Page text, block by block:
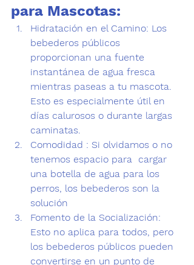
para Mascotas:
Hidratación en el Camino: Los
bebederos públicos
proporcionan una fuente
instantánea de agua fresca
mientras paseas a tu mascota.
Esto es especialmente útil en
días calurosos o durante largas
caminatas.
Comodidad : Si olvidamos o no
tenemos espacio para  cargar
una botella de agua para los
perros, los bebederos son la
solución
Fomento de la Socialización:
Esto no aplica para todos, pero
los bebederos públicos pueden
convertirse en un punto de